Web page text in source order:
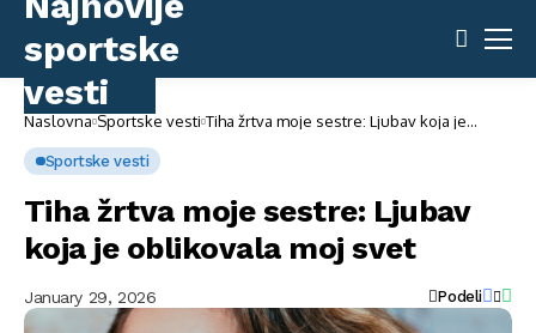
Naslovna Sportske vesti Tiha žrtva moje sestre: Ljubav koja je
Sportske vesti
Tiha žrtva moje sestre: Ljubav
koja je oblikovala moj svet
January 29, 2026 Podeli